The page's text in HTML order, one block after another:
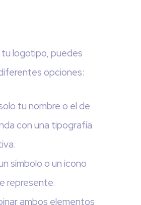
tu logotipo, puedes
opciones:
tu nombre o el de
con una tipografía
símbolo o un icono
represente.
ambos elementos